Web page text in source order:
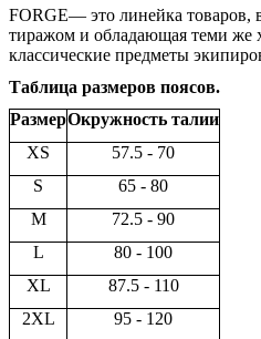
FORGE— это линейка
тиражом и обладающая теми же
классические предметы
Таблица размеров поясов.
РазмерОкружность талии
XS
57.5 - 70
S
65 - 80
M
72.5 - 90
L
80 - 100
XL
87.5 - 110
2XL
95 - 120